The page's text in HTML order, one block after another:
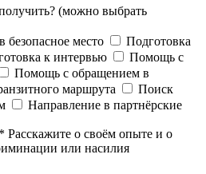
(можно выбрать
безопасное место
Подготовка
к интервью
Помощь с
Помощь с обращением в
маршрута
Поиск
Направление в партнёрские
* Расскажите о своём опыте и о
или насилия